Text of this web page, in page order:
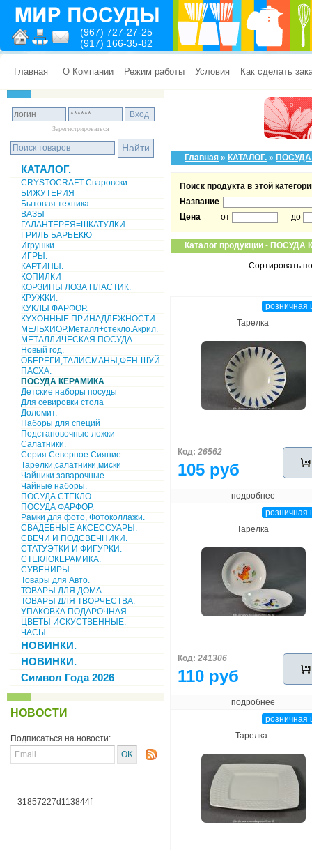
(967) 727-27-25
(917) 166-35-82
Главная О Компании Режим работы Условия Как сделать
Зарегистрироваться
КАТАЛОГ.
CRYSTOCRAFT Сваровски.
БИЖУТЕРИЯ
Бытовая техника.
ВАЗЫ
ГАЛАНТЕРЕЯ=ШКАТУЛКИ.
ГРИЛЬ БАРБЕКЮ
Игрушки.
ИГРЫ.
КАРТИНЫ.
КОПИЛКИ
КОРЗИНЫ ЛОЗА ПЛАСТИК.
КРУЖКИ.
КУКЛЫ ФАРФОР.
КУХОННЫЕ ПРИНАДЛЕЖНОСТИ.
МЕЛЬХИОР.Металл+стекло.Акрил.
МЕТАЛЛИЧЕСКАЯ ПОСУДА.
Новый год.
ОБЕРЕГИ,ТАЛИСМАНЫ,ФЕН-ШУЙ.
ПАСХА.
ПОСУДА КЕРАМИКА
Детские наборы посуды
Для севировки стола
Доломит.
Наборы для специй
Подстановочные ложки
Салатники.
Серия Северное Сияние.
Тарелки,салатники,миски
Чайники заварочные.
Чайные наборы.
ПОСУДА СТЕКЛО
ПОСУДА ФАРФОР.
Рамки для фото, Фотоколлажи.
СВАДЕБНЫЕ АКСЕССУАРЫ.
СВЕЧИ И ПОДСВЕЧНИКИ.
СТАТУЭТКИ И ФИГУРКИ.
СТЕКЛОКЕРАМИКА.
СУВЕНИРЫ.
Товары для Авто.
ТОВАРЫ ДЛЯ ДОМА.
ТОВАРЫ ДЛЯ ТВОРЧЕСТВА.
УПАКОВКА ПОДАРОЧНАЯ.
ЦВЕТЫ ИСКУСТВЕННЫЕ.
ЧАСЫ.
НОВИНКИ.
НОВИНКИ.
Символ Года 2026
НОВОСТИ
Подписаться на новости:
31857227d113844f
Главная » КАТАЛОГ. »
Поиск продукта в этой
Название
Цена
от до
Каталог продукции - ПОСУДА
Сортировать
розничная
Тарелка
Код: 26562
105 руб
подробнее
розничная
Тарелка
Код: 241306
110 руб
подробнее
розничная
Тарелка.